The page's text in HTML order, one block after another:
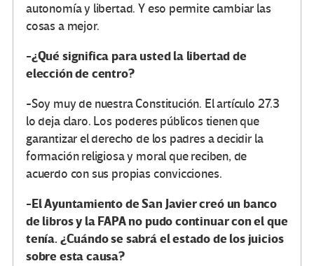
autonomía y libertad. Y eso permite cambiar las
cosas a mejor.
-¿Qué significa para usted la libertad de
elección de centro?
-Soy muy de nuestra Constitución. El artículo 27.3
lo deja claro. Los poderes públicos tienen que
garantizar el derecho de los padres a decidir la
formación religiosa y moral que reciben, de
acuerdo con sus propias convicciones.
-El Ayuntamiento de San Javier creó un banco
de libros y la FAPA no pudo continuar con el que
tenía. ¿Cuándo se sabrá el estado de los juicios
sobre esta causa?